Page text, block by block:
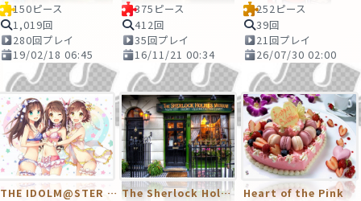
150ピース
1,019回
280回プレイ
19/02/18 06:45
375ピース
412回
35回プレイ
16/11/21 00:34
252ピース
39回
21回プレイ
26/07/30 02:00
THE IDOLM@STER シンデレラガールズ
The Sherlock Holmes Museum
Heart of the Pink